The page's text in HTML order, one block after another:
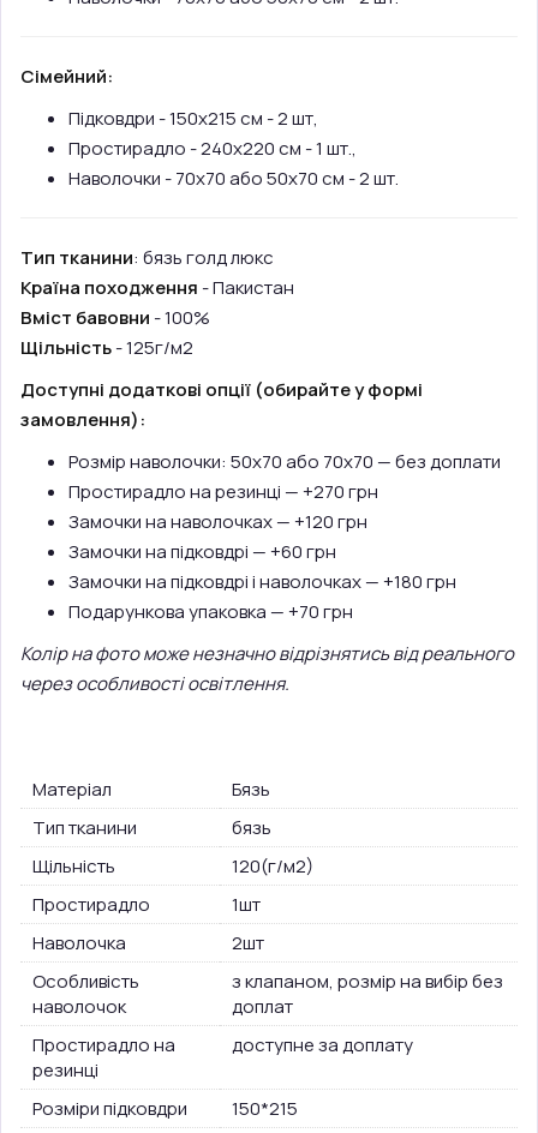
Сімейний:
Підковдри - 150х215 см - 2 шт,
Простирадло - 240х220 см - 1 шт.,
Наволочки - 70х70 або 50х70 см - 2 шт.
Тип тканини: бязь голд люкс
Країна походження - Пакистан
Вміст бавовни - 100%
Щільність- 125г/м2
Доступні додаткові опції (обирайте у формі
замовлення):
Розмір наволочки: 50х70 або 70х70 — без доплати
Простирадло на резинці — +270 грн
Замочки на наволочках — +120 грн
Замочки на підковдрі — +60 грн
Замочки на підковдрі і наволочках — +180 грн
Подарункова упаковка — +70 грн
Колір на фото може незначно відрізнятись від реального
через особливості освітлення.
Матеріал
Бязь
Тип тканини
бязь
Щільність
120(г/м2)
Простирадло
1шт
Наволочка
2шт
Особливість
наволочок
з клапаном, розмір на вибір без
доплат
Простирадло на
резинці
доступне за доплату
Розміри підковдри
150*215